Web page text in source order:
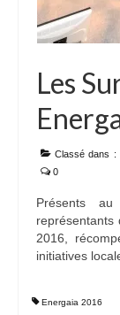
Les
Classé dans :
0
Présents
représentants
2016,
initiatives
Energaia 2016